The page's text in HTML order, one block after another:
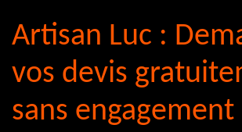
Artisan Luc :
vos devis
sans